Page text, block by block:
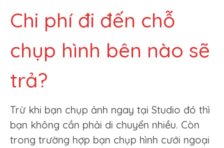
Chi phí đi đến chỗ
chụp hình bên nào sẽ
trả?
Trừ khi bạn chụp ảnh ngay tại Studio đó thì
bạn không cần phải di chuyển nhiều. Còn
trong trường hợp bạn chụp hình cưới ngoại